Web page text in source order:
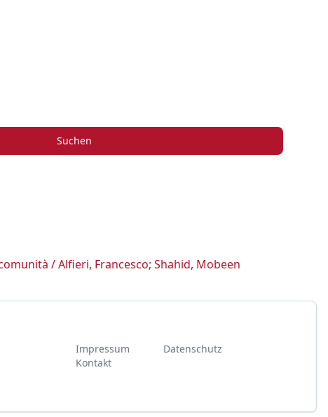
Suchen
/ Alfieri, Francesco; Shahid, Mobeen
Impressum
Datenschutz
Kontakt